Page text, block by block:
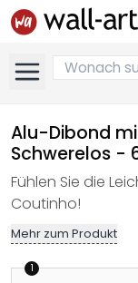
Alu-Dibond
Schwerelos -
Fühlen Sie die
Coutinho!
Mehr zum Produkt
1